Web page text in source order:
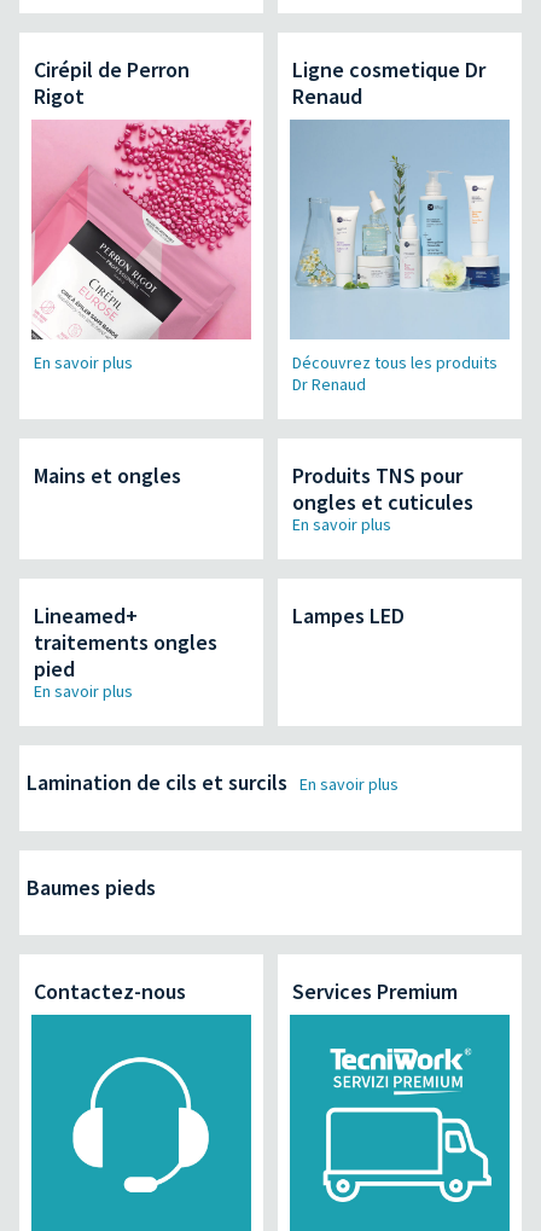
Cirépil de Perron
Rigot
En savoir plus
Ligne cosmetique Dr
Renaud
Découvrez tous les produits
Dr Renaud
Mains et ongles
Produits TNS pour
ongles et cuticules
En savoir plus
Lineamed+
traitements ongles
pied
En savoir plus
Lampes LED
Lamination de cils et surcils En savoir plus
Baumes pieds
Contactez-nous Services Premium